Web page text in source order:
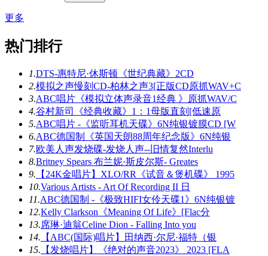
更多
热门排行
1.DTS-惠特尼·休斯顿《世纪典藏》2CD
2.模拟之声慢刻CD-柏林之声3[正版CD原抓WAV+C
3.ABC唱片《模拟立体声录音1经典 》原抓WAV/C
4.谷村新司《经典收藏》1：1母版直刻[低速原
5.ABC唱片 -《监听耳机天碟》6N纯银镀膜CD [W
6.ABC德国制《英国天朗88周年纪念版》6N纯银
7.欧美人声发烧碟-发烧人声--旧情复然Interlu
8.Britney Spears 布兰妮·斯皮尔斯- Greates
9. 【24K金唱片】XLO/RR《试音＆煲机碟》 1995
10.Various Artists - Art Of Recording II 日
11.ABC德国制 -《极致HIFI女伶天碟1》6N纯银镀
12.Kelly Clarkson《Meaning Of Life》[Flac分
13.席琳·迪翁Celine Dion - Falling Into you
14. 【ABC(国际)唱片】田纳西·尔尼·福特（银
15. 【发烧唱片】《绝对的声音2023》 2023 [FLA